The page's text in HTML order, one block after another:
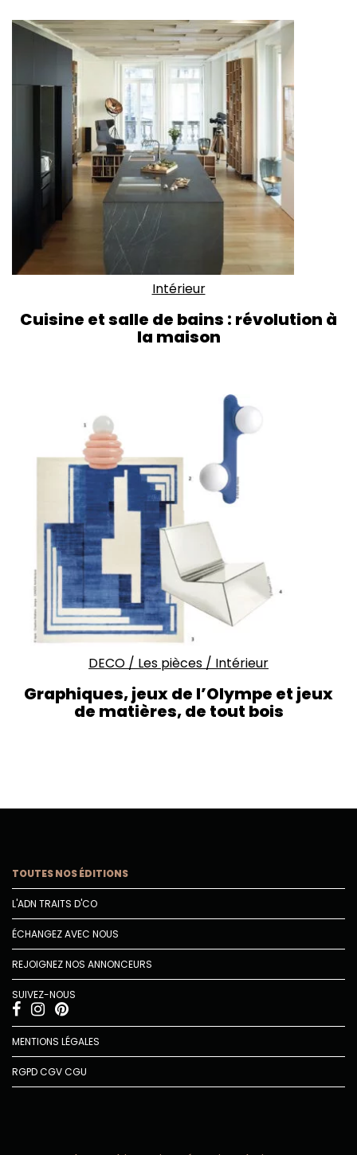
Intérieur
Cuisine et salle de bains : révolution à
la maison
DECO / Les pièces / Intérieur
Graphiques, jeux de l’Olympe et jeux
de matières, de tout bois
TOUTES NOS ÉDITIONS
L'ADN TRAITS D'CO
ÉCHANGEZ AVEC NOUS
REJOIGNEZ NOS ANNONCEURS
SUIVEZ-NOUS
MENTIONS LÉGALES
RGPDCGVCGU